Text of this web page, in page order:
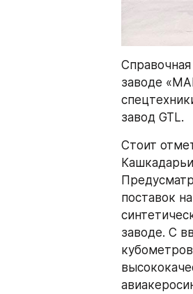
заводе
завод GTL.
Стоит
поставок
заводе. С